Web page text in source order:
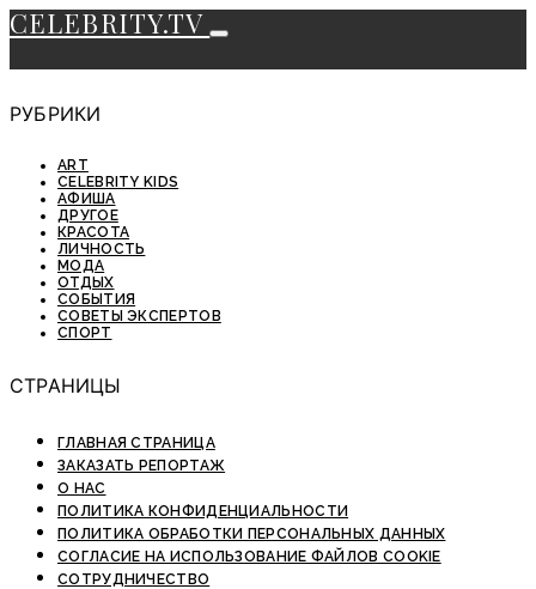
CELEBRITY.TV
РУБРИКИ
ART
CELEBRITY KIDS
АФИША
ДРУГОЕ
КРАСОТА
ЛИЧНОСТЬ
МОДА
ОТДЫХ
СОБЫТИЯ
СОВЕТЫ ЭКСПЕРТОВ
СПОРТ
СТРАНИЦЫ
ГЛАВНАЯ СТРАНИЦА
ЗАКАЗАТЬ РЕПОРТАЖ
О НАС
ПОЛИТИКА КОНФИДЕНЦИАЛЬНОСТИ
ПОЛИТИКА ОБРАБОТКИ ПЕРСОНАЛЬНЫХ ДАННЫХ
СОГЛАСИЕ НА ИСПОЛЬЗОВАНИЕ ФАЙЛОВ COOKIE
СОТРУДНИЧЕСТВО